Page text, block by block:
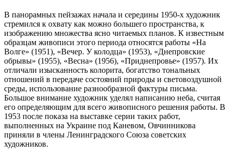
В панорамных пейзажах начала и середины 1950-х художник
стремился к охвату как можно большего пространства, к
изображению множества ясно читаемых планов. К известным
образцам живописи этого периода относятся работы «На
Волге» (1951), «Вечер. У колодца» (1953), «Днепровские
обрывы» (1955), «Весна» (1956), «Приднепровье» (1957). Их
отличали изысканность колорита, богатство тональных
отношений в передаче состояний природы и световоздушной
среды, использование разнообразной фактуры письма.
Большое внимание художник уделял написанию неба, считая
его определяющим для всего живописного решения работы. В
1953 после показа на выставке серии таких работ,
выполненных на Украине под Каневом, Овчинникова
приняли в члены Ленинградского Союза советских
художников.